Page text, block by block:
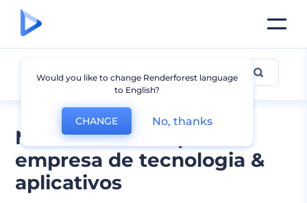
Modelos de site para
empresa de tecnologia &
aplicativos
Tech & App
Would you like to change Renderforest language
to English?
CHANGE No, thanks